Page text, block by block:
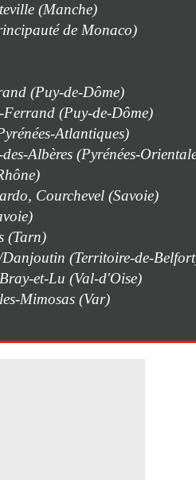
(Manche)
de Monaco)
(Puy-de-Dôme)
(Puy-de-Dôme)
Atlantiques)
Albères (Pyrénées-
Courchevel (Savoie)
(Tarn)
(Territoire-de-
et-Lu (Val-d'Oise)
Mimosas (Var)